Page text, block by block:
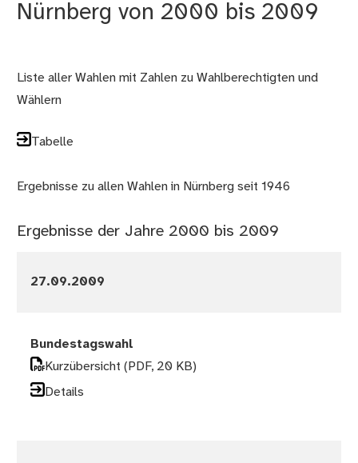
Nürnberg von 2000 bis 2009
Liste aller Wahlen mit Zahlen zu Wahlberechtigten und
Wählern
Tabelle
Ergebnisse zu allen Wahlen in Nürnberg seit 1946
Ergebnisse der Jahre 2000 bis 2009
27.09.2009
Bundestagswahl
Kurzübersicht(PDF, 20 KB)
Details